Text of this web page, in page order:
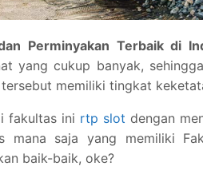
Perminyakan Terbaik di
yang cukup banyak,
memiliki tingkat
fakultas ini rtp slot dengan
mana saja yang memiliki
baik-baik, oke?